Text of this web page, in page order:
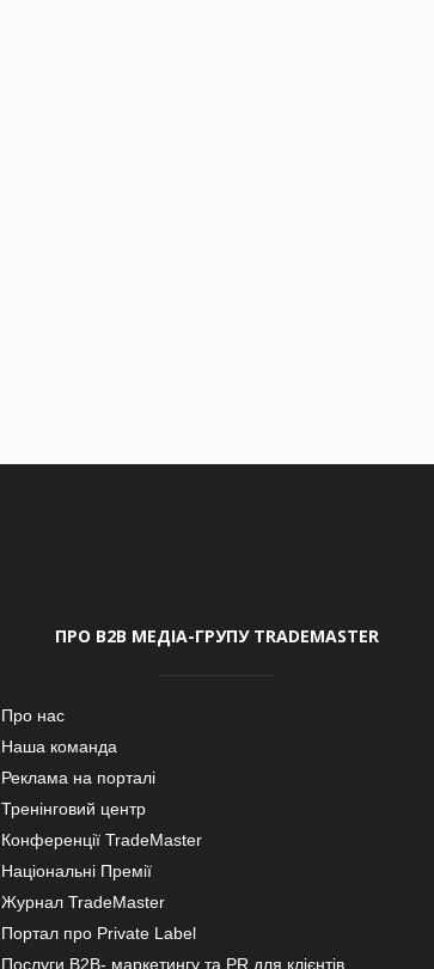
ПРО В2В МЕДІА-ГРУПУ TRADEMASTER
Про нас
Наша команда
Реклама на порталі
Тренінговий центр
Конференції TradeMaster
Національні Премії
Журнал TradeMaster
Портал про Private Label
Послуги В2В- маркетингу та PR для клієнтів